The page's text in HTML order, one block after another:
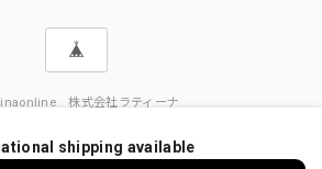
株式会社ラティーナ
shipping available